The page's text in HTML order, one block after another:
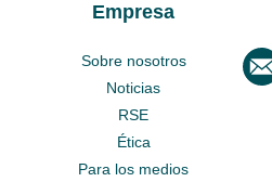
Empresa
Sobre nosotros
Noticias
RSE
Ética
Para los medios